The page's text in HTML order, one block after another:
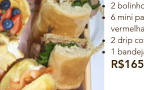
2
6 mini
2 drip
1